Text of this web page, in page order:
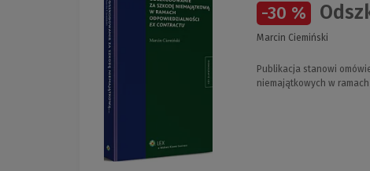
-30 %
Marcin Ciemiński
Publikacja stanowi
niemajątkowych w